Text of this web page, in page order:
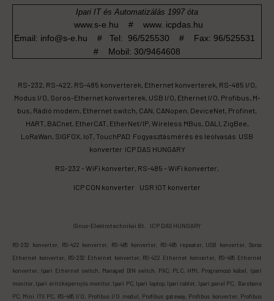
Ipari IT és Automatizálás 1997 óta
www.s-e.hu # www. icpdas.hu
Email: info@s-e.hu # Tel: 96/525530 # Fax: 96/525531
# Mobil: 30/9464608
RS-232, RS-422, RS-485 konverterek, Ethernet konverterek, RS-485 I/O,
Modus I/O, Soros-Ethernet konverterek, USB I/O, Ethernet I/O, Profibus, M-
bus, Rádió modem, Ethernet switch, CAN, CANopen, DeviceNet, Profinet,
HART, BACnet, EtherCAT, EtherNet/IP, Wireless MBus, DALI, ZigBee,
LoRaWan, SIGFOX, IoT, TouchPAD Fogyasztásmérés és leolvasás USB
konverter ICP DAS HUNGARY
RS-232 - WiFi konverter, RS-485 - WiFi konverter,
ICP CON konverter USR IOT konverter
Sinus-Elektrotechnikai Bt. ICP DAS HUNGARY
RS-232 konverter, RS-422 konverter, RS-485 konverter, RS-485 repeater, USB konverter, Soros
Ethernet konverter, RS-232 Ethernet konverter, RS-422 Ethernet konverter, RS-485 Ethernet
konverter, Ipari Ethernet switch, Managed DIN switch, PAC, PLC, HMI, Programozó kábel, Ipari
monitor, Ipari éritőképernyős monitor, Ipari PC, Ipari laptop, Ipari tablet, Ipari panel PC, Barebone
PC, Mini ITX PC, RS-485 I/O, Profibus I/O modul, Profibus gateway, Profibus konverter, Profibus